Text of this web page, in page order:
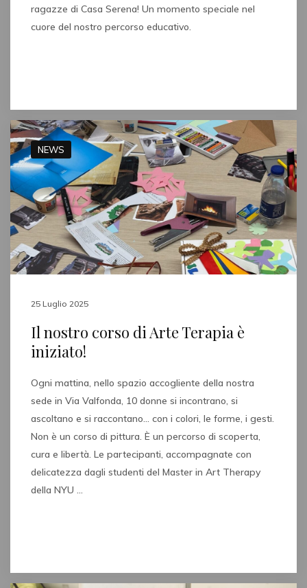
ragazze di Casa Serena! Un momento speciale nel
cuore del nostro percorso educativo.
NEWS
25 Luglio 2025
Il nostro corso di Arte Terapia è
iniziato!
Ogni mattina, nello spazio accogliente della nostra
sede in Via Valfonda, 10 donne si incontrano, si
ascoltano e si raccontano… con i colori, le forme, i gesti.
Non è un corso di pittura. È un percorso di scoperta,
cura e libertà. Le partecipanti, accompagnate con
delicatezza dagli studenti del Master in Art Therapy
della NYU …